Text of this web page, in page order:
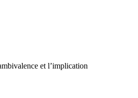
et l’implication